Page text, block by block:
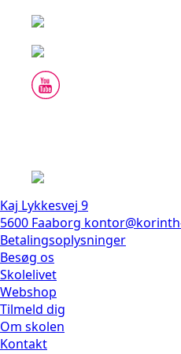
Kaj Lykkesvej 9
5600 Faaborg
Betalingsoplysninger
Besøg os
Skolelivet
Webshop
Tilmeld dig
Om skolen
Kontakt